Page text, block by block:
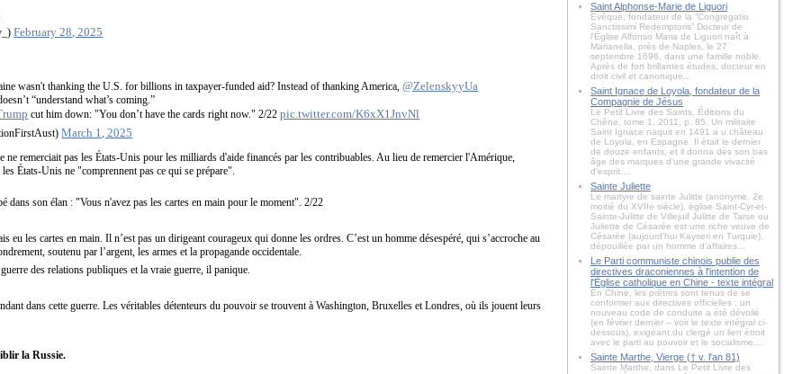
February 28, 2025
wasn't thanking the U.S. for billions in taxpayer-funded aid? Instead of thanking America,@ZelenskyyUa
“understand what’s coming.”
cut him down: "You don’t have the cards right now." 2/22pic.twitter.com/K6xX1JnvNl
March 1, 2025
ne remerciait pas les États-Unis pour les milliards d'aide financés par les contribuables. Au lieu de remercier l'Amérique,
États-Unis ne "comprennent pas ce qui se prépare".
dans son élan : "Vous n'avez pas les cartes en main pour le moment". 2/22
eu les cartes en main. Il n’est pas un dirigeant courageux qui donne les ordres. C’est un homme désespéré, qui s’accroche au
soutenu par l’argent, les armes et la propagande occidentale.
des relations publiques et la vraie guerre, il panique.
dans cette guerre. Les véritables détenteurs du pouvoir se trouvent à Washington, Bruxelles et Londres, où ils jouent leurs
la Russie.
Saint Alphonse-Marie de Liguori
Évêque, fondateur de la “Congregatio
Sanctissimi Redemptoris” Docteur de
l'Église Alfonso Maria de Liguori naît à
Marianella, près de Naples, le 27
septembre 1696, dans une famille noble.
Après de fort brillantes études, docteur en
droit civil et canonique...
Saint Ignace de Loyola, fondateur de la
Compagnie de Jésus
Le Petit Livre des Saints, Éditions du
Chêne, tome 1, 2011, p. 85. Un militaire
Saint Ignace naquit en 1491 a u château
de Loyola, en Espagne. Il était le dernier
de douze enfants, et il donna dès son bas
âge des marques d'une grande vivacité
d'esprit....
Sainte Juliette
Le martyre de sainte Julitte (anonyme, 2e
moitié du XVIIe siècle), église Saint-Cyr-et-
Sainte-Julitte de Villejuif Julitte de Tarse ou
Juliette de Césarée est une riche veuve de
Césarée (aujourd'hui Kayseri en Turquie),
dépouillée par un homme d'affaires...
Le Parti communiste chinois publie des
directives draconiennes à l'intention de
l'Église catholique en Chine - texte intégral
En Chine, les prêtres sont tenus de se
conformer aux directives officielles : un
nouveau code de conduite a été dévoilé
(en février dernier – voir le texte intégral ci-
dessous), exigeant du clergé un lien étroit
avec le parti au pouvoir et le socialisme....
Sainte Marthe, Vierge († v. l'an 81)
Sainte Marthe, dans Le Petit Livre des